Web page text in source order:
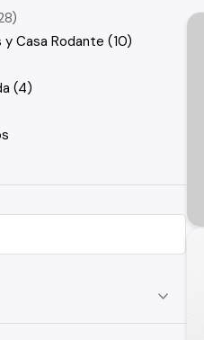
y Casa Rodante (10)
(4)